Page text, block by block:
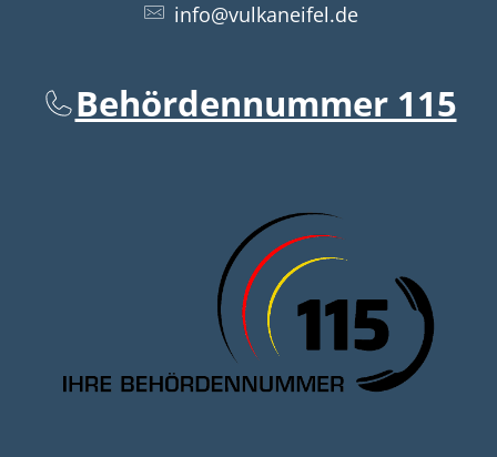
info@vulkaneifel.de
Behördennummer 115